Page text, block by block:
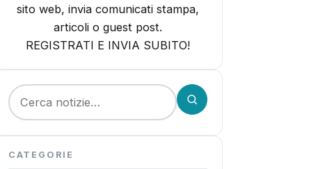
sito web, invia comunicati stampa,
articoli o guest post.
REGISTRATI E INVIA SUBITO!
Cerca:
CATEGORIE